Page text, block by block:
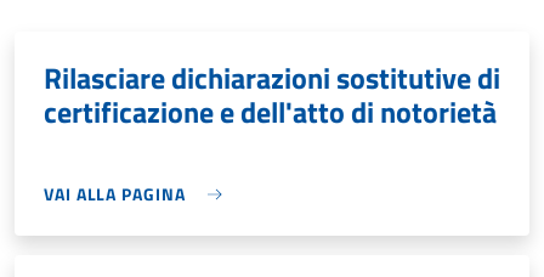
Rilasciare dichiarazioni sostitutive di
certificazione e dell'atto di notorietà
VAI ALLA PAGINA